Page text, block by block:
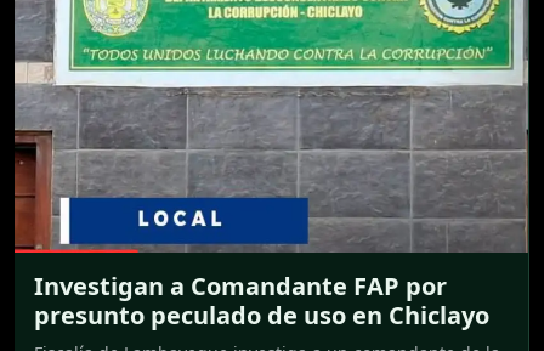
Investigan a Comandante FAP por
presunto peculado de uso en Chiclayo